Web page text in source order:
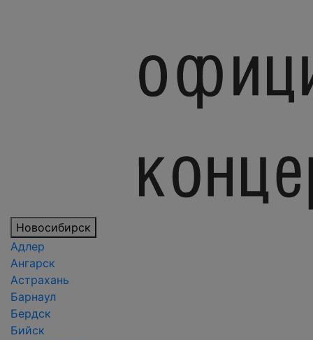
Новосибирск
Адлер
Ангарск
Астрахань
Барнаул
Бердск
Бийск